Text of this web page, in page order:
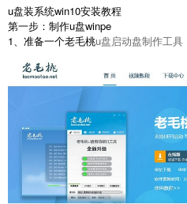
u盘装系统win10安装教程
第一步：制作u盘winpe
1、准备一个老毛桃u盘启动盘制作工具